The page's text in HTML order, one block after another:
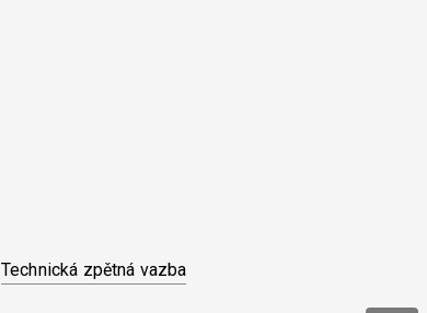
Technická zpětná vazba